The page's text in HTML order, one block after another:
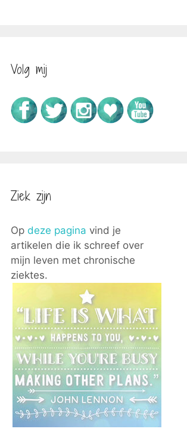
Volg mij
Ziek zijn
Op deze pagina vind je
artikelen die ik schreef over
mijn leven met chronische
ziektes.